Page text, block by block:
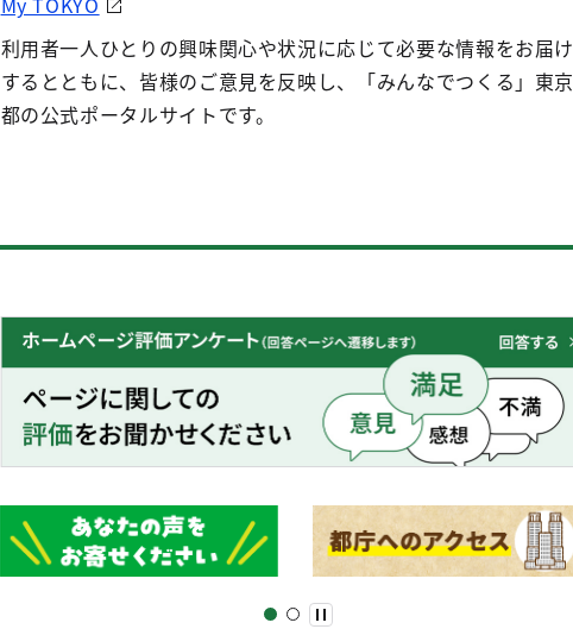
利用者一人ひとりの興味関心や状況に応じて必要な情報をお届け
するとともに、皆様のご意見を反映し、「みんなでつくる」東京
都の公式ポータルサイトです。